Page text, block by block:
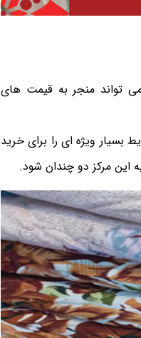
تواند منجر به قیمت های
بسیار ویژه ای را برای خرید
این مرکز دو چندان شود.